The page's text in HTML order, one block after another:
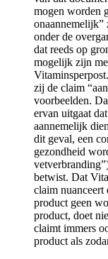
mogen worden
onaannemelijk”
onder de
dat reeds op
mogelijk zijn
zij de claim
voorbeelden.
ervan uitgaat
aannemelijk
dit geval, een
gezondheid
betwist. Dat
claim nuanceert
product geen
product, doet
claimt immers
product als